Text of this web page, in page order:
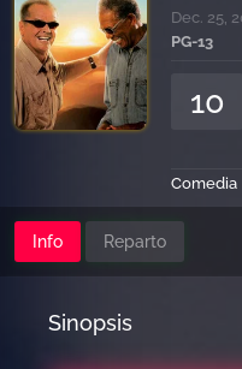
Dec. 25,
PG-13
10
Comedia
Info Reparto
Sinopsis